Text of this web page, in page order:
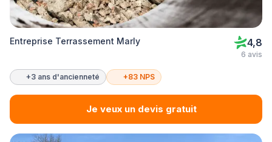
Entreprise Terrassement Marly 4,8
6 avis
+3 ans d'ancienneté +83 NPS
Je veux un devis gratuit